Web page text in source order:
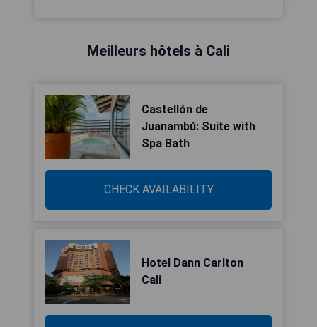
Meilleurs hôtels à Cali
Castellón de
Juanambú: Suite with
Spa Bath
CHECK AVAILABILITY
Hotel Dann Carlton
Cali